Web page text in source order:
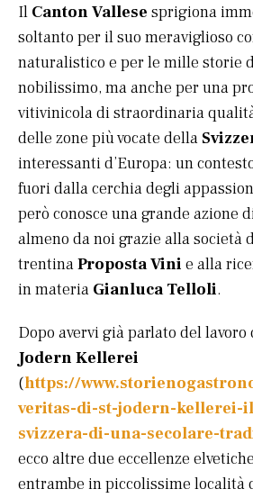
Il Canton Vallese sprigiona
soltanto per il suo meraviglioso
naturalistico e per le mille storie
nobilissimo, ma anche per una
vitivinicola di straordinaria
delle zone più vocate della
interessanti d’Europa: un
fuori dalla cerchia degli
però conosce una grande azione
almeno da noi grazie alla società
trentinaProposta Vini e alla
in materia Gianluca Telloli.
Dopo avervi già parlato del
Jodern Kellerei
(https://
veritas-di-st-jodern-kellerei-
svizzera-di-una-secolare-
ecco altre due eccellenze
entrambe in piccolissime località